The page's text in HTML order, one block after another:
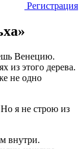
Регистрация
Венецию.
из этого дерева.
не одно
я не строю из
внутри.